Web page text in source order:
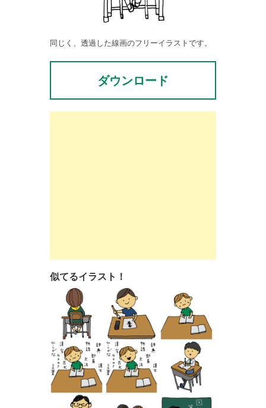
同じく、透過した線画のフリーイラストです。
ダウンロード
似てるイラスト！